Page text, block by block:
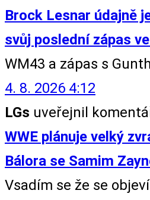
Brock Lesnar údajně
svůj poslední zápas
WM43 a zápas s
4. 8. 2026 4:12
LGs uveřejnil
WWE plánuje velký
Bálora se Samim
Vsadím se že se